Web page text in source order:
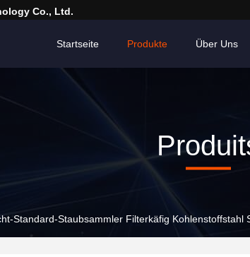
Co., Ltd.
Startseite Produkte Über Uns
Standard-Staubsammler Filterkäfig